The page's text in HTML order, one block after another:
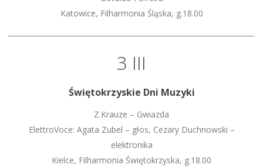
Katowice, Filharmonia Śląska, g.18.00
3 III
Świętokrzyskie Dni Muzyki
Z.Krauze – Gwiazda
ElettroVoce: Agata Zubel – głos, Cezary Duchnowski –
elektronika
Kielce, Filharmonia Świętokrzyska, g.18.00